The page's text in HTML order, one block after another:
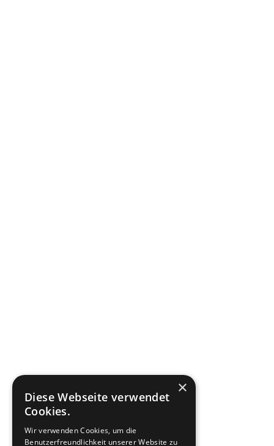
×
Diese Webseite verwendet
Cookies.
Wir verwenden Cookies, um die
Benutzerfreundlichkeit unserer Website zu